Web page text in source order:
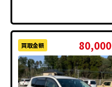
買取金額 80,000